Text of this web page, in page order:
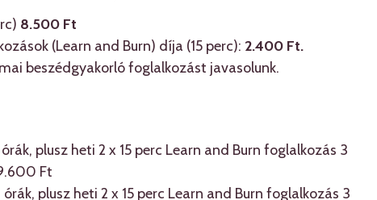
8.500 Ft
(Learn and Burn) díja (15 perc): 2.400 Ft.
beszédgyakorló foglalkozást javasolunk.
plusz heti 2 x 15 perc Learn and Burn foglalkozás 3
Ft
plusz heti 2 x 15 perc Learn and Burn foglalkozás 3